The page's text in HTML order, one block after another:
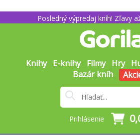
Posledný výpredaj kníh! Zľavy
Knihy E-knihy Filmy Hry
Bazár kníh
Prihlásenie